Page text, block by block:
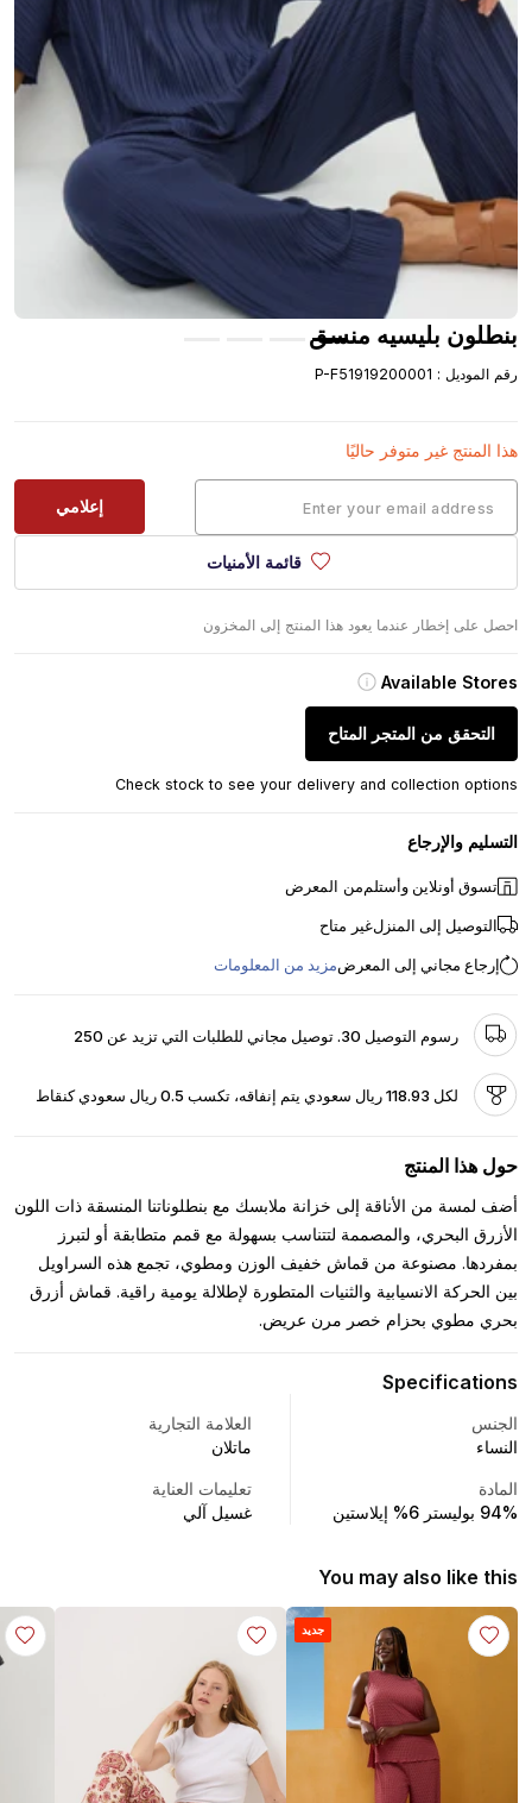
بنطلون بليسيه منسق
رقم الموديل :
P-F51919200001
هذا المنتج غير متوفر حاليًا
إعلامي
قائمة الأمنيات
احصل على إخطار عندما يعود هذا المنتج إلى المخزون
Available Stores
التحقق من المتجر المتاح
Check stock to see your delivery and collection options
التسليم والإرجاع
تسوق أونلاين وأستلممن المعرض
التوصيل إلى المنزلغير متاح
إرجاع مجاني إلى المعرضمزيد من المعلومات
رسوم التوصيل 30. توصيل مجاني للطلبات التي تزيد عن 250
لكل 118.93 ريال سعودي يتم إنفاقه، تكسب 0.5 ريال سعودي كنقاط
حول هذا المنتج
أضف لمسة من الأناقة إلى خزانة ملابسك مع بنطلوناتنا المنسقة ذات اللون
الأزرق البحري، والمصممة لتتناسب بسهولة مع قمم متطابقة أو لتبرز
بمفردها. مصنوعة من قماش خفيف الوزن ومطوي، تجمع هذه السراويل
بين الحركة الانسيابية والثنيات المتطورة لإطلالة يومية راقية. قماش أزرق
بحري مطوي بحزام خصر مرن عريض.
Specifications
الجنس
النساء
العلامة التجارية
ماتلان
المادة
94% بوليستر 6% إيلاستين
تعليمات العناية
غسيل آلي
You may also like this
جديد